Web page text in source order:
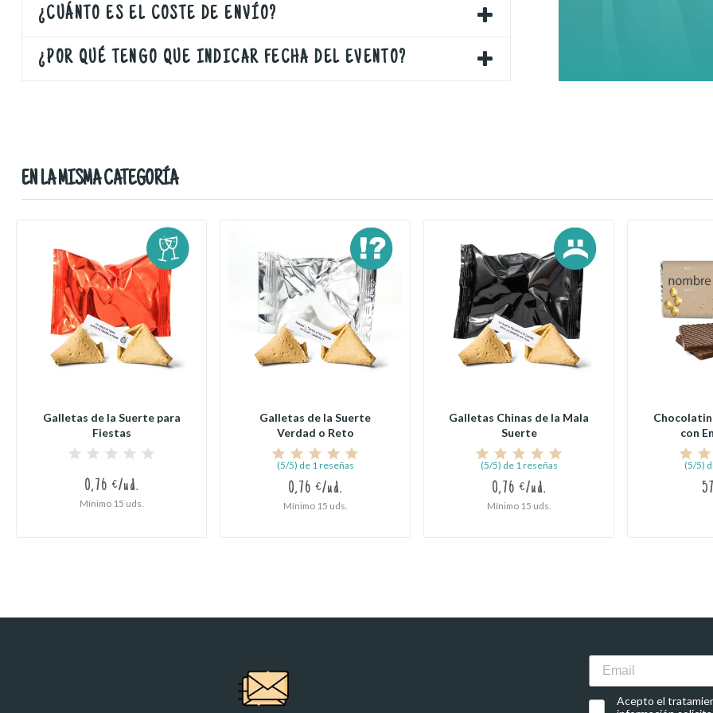
¿CUÁNTO ES EL COSTE DE ENVÍO?
¿POR QUÉ TENGO QUE INDICAR FECHA DEL EVENTO?
EN LA MISMA CATEGORÍA
Galletas de la Suerte para
Fiestas
0,76 €/ud.
Mínimo 15 uds.
Galletas de la Suerte
Verdad o Reto
(5/5) de 1 reseñas
0,76 €/ud.
Mínimo 15 uds.
Galletas Chinas de la Mala
Suerte
(5/5) de 1 reseñas
0,76 €/ud.
Mínimo 15 uds.
con
(5/5)
Email
Acepto el